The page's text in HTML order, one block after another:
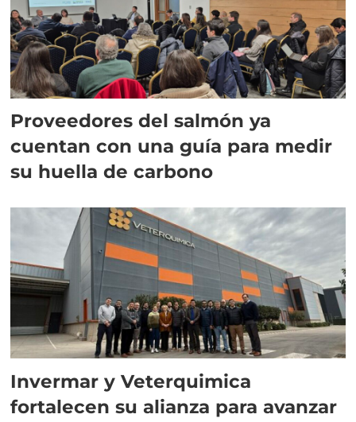
Proveedores del salmón ya
cuentan con una guía para medir
su huella de carbono
Invermar y Veterquimica
fortalecen su alianza para avanzar